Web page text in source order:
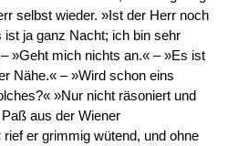
selbst wieder. »Ist der Herr noch
ist ja ganz Nacht; ich bin sehr
»Geht mich nichts an.« – »Es ist
Nähe.« – »Wird schon eins
»Nur nicht räsoniert und
aus der Wiener
er grimmig wütend, und ohne